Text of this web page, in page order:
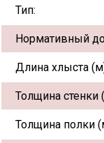
Тип:
Нормативный
Длина хлыста
Толщина стенки
Толщина полки